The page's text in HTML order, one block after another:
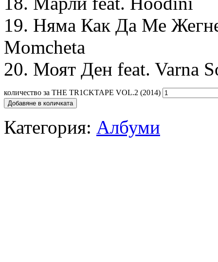
19. Няма Как Да Ме
Momcheta
20. Моят Ден feat. Varna
количество за THE TR1CKTAPE VOL.2 (2014)
Добавяне в количката
Категория: Албуми